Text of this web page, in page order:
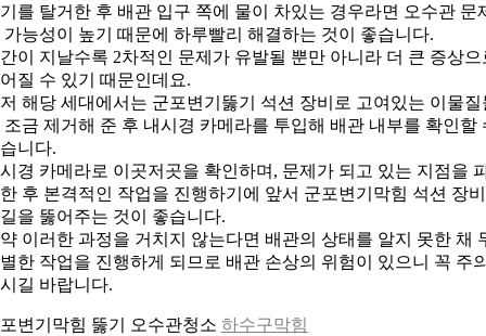
를 탈거한 후 배관 입구 쪽에 물이 차있는 경우라면 오수관 문
가능성이 높기 때문에 하루빨리 해결하는 것이 좋습니다.
이 지날수록 2차적인 문제가 유발될 뿐만 아니라 더 큰 증상으
질 수 있기 때문인데요.
해당 세대에서는 군포변기뚫기 석션 장비로 고여있는 이물질
조금 제거해 준 후 내시경 카메라를 투입해 배관 내부를 확인할
니다.
경 카메라로 이곳저곳을 확인하며, 문제가 되고 있는 지점을
후 본격적인 작업을 진행하기에 앞서 군포변기막힘 석션 장
을 뚫어주는 것이 좋습니다.
이러한 과정을 거치지 않는다면 배관의 상태를 알지 못한 채
한 작업을 진행하게 되므로 배관 손상의 위험이 있으니 꼭 주
길 바랍니다.
변기막힘 뚫기 오수관청소 하수구막힘